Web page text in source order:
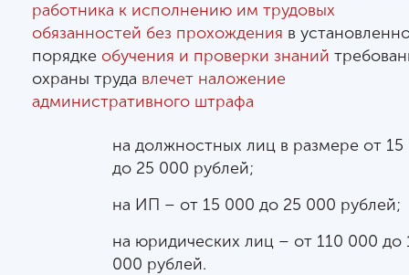
работника к исполнению им трудовых
обязанностей без прохождения в
порядке обучения и проверки знаний
охраны труда влечет наложение
административного штрафа
на должностных лиц в размере от
до 25 000 рублей;
на ИП – от 15 000 до 25 000 рублей;
на юридических лиц – от 110 000 до
000 рублей.